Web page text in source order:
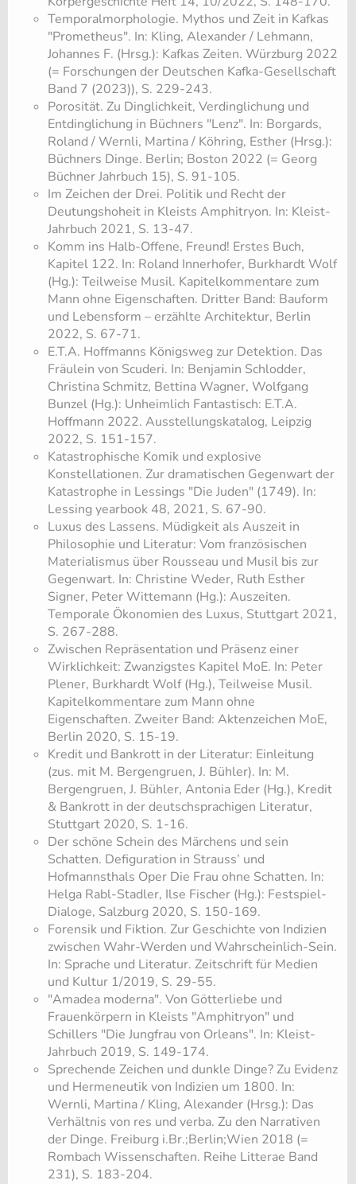
Temporalmorphologie. Mythos und Zeit in Kafkas
"Prometheus". In: Kling, Alexander / Lehmann,
Johannes F. (Hrsg.): Kafkas Zeiten. Würzburg 2022
(= Forschungen der Deutschen Kafka-Gesellschaft
Band 7 (2023)), S. 229-243.
​Porosität. Zu Dinglichkeit, Verdinglichung und
Entdinglichung in Büchners "Lenz". In: Borgards,
Roland / Wernli, Martina / Köhring, Esther (Hrsg.):
Büchners Dinge. Berlin; Boston 2022 (= Georg
Büchner Jahrbuch 15), S. 91-105.
Im Zeichen der Drei. Politik und Recht der
Deutungshoheit in Kleists Amphitryon. In: Kleist-
Jahrbuch 2021, S. 13-47.
Komm ins Halb-Offene, Freund! Erstes Buch,
Kapitel 122. In: Roland Innerhofer, Burkhardt Wolf
(Hg.): Teilweise Musil. Kapitelkommentare zum
Mann ohne Eigenschaften. Dritter Band: Bauform
und Lebensform – erzählte Architektur, Berlin
2022, S. 67-71.
E.T.A. Hoffmanns Königsweg zur Detektion. Das
Fräulein von Scuderi. In: Benjamin Schlodder,
Christina Schmitz, Bettina Wagner, Wolfgang
Bunzel (Hg.): Unheimlich Fantastisch: E.T.A.
Hoffmann 2022. Ausstellungskatalog, Leipzig
2022, S. 151-157.
Katastrophische Komik und explosive
Konstellationen. Zur dramatischen Gegenwart der
Katastrophe in Lessings "Die Juden" (1749). In:
Lessing yearbook 48, 2021, S. 67-90.
Luxus des Lassens. Müdigkeit als Auszeit in
Philosophie und Literatur: Vom französischen
Materialismus über Rousseau und Musil bis zur
Gegenwart. In: Christine Weder, Ruth Esther
Signer, Peter Wittemann (Hg.): Auszeiten.
Temporale Ökonomien des Luxus, Stuttgart 2021,
S. 267-288.
Zwischen Repräsentation und Präsenz einer
Wirklichkeit: Zwanzigstes Kapitel MoE. In: Peter
Plener, Burkhardt Wolf (Hg.), Teilweise Musil.
Kapitelkommentare zum Mann ohne
Eigenschaften. Zweiter Band: Aktenzeichen MoE,
Berlin 2020, S. 15-19.
Kredit und Bankrott in der Literatur: Einleitung
(zus. mit M. Bergengruen, J. Bühler). In: M.
Bergengruen, J. Bühler, Antonia Eder (Hg.), Kredit
& Bankrott in der deutschsprachigen Literatur,
Stuttgart 2020, S. 1-16.
Der schöne Schein des Märchens und sein
Schatten. Defiguration in Strauss’ und
Hofmannsthals Oper Die Frau ohne Schatten. In:
Helga Rabl-Stadler, Ilse Fischer (Hg.): Festspiel-
Dialoge, Salzburg 2020, S. 150-169.
Forensik und Fiktion. Zur Geschichte von Indizien
zwischen Wahr-Werden und Wahrscheinlich-Sein.
In: Sprache und Literatur. Zeitschrift für Medien
und Kultur 1/2019, S. 29-55.​
"Amadea moderna". Von Götterliebe und
Frauenkörpern in Kleists "Amphitryon" und
Schillers "Die Jungfrau von Orleans". In: Kleist-
Jahrbuch 2019, S. 149-174.
​Sprechende Zeichen und dunkle Dinge? Zu Evidenz
und Hermeneutik von Indizien um 1800. In:
Wernli, Martina / Kling, Alexander (Hrsg.): Das
Verhältnis von res und verba. Zu den Narrativen
der Dinge. Freiburg i.Br.;Berlin;Wien 2018 (=
Rombach Wissenschaften. Reihe Litterae Band
231), S. 183-204.